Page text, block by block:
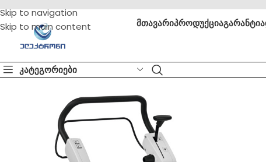
Skip to navigation
Skip to main content
მთავარიპროდუქციაგარანტია
კატეგორიები